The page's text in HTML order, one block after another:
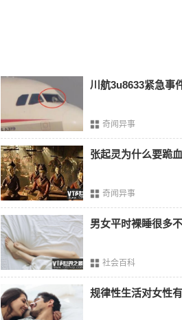
17世纪，他们强大的守卫本能使他们
得信赖。高25至32英寸，重量90至130
7、大比利牛斯犬
在6000年的时间里，它为土耳其恶劣
利亚牧羊犬具有强烈的保护本能，能
29至32英寸，重量88至144磅。
6、Newfoundlands
这些大型犬中的一些可以达到200磅
水上救援犬，被称为“温柔巨人”。高
5、Leonberger
他们继承了祖先的救生和水上救援
包括黑面罩，是为了模仿狮子。高度
川航3u8633紧急事
奇闻异事
张起灵为什么要跪
奇闻异事
男女平时裸睡很多
社会百科
规律性生活对女性